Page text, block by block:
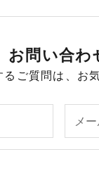
お問い合わ
ご質問は、お